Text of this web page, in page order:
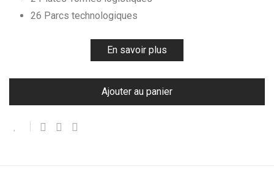
26 Parcs technologiques
En savoir plus
Ajouter au panier